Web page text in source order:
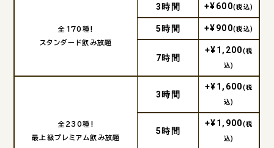
全170種!
スタンダード飲み放題
3時間 +¥600(税込)
5時間 +¥900(税込)
7時間
+¥1,200(税
込)
全230種!
最上級プレミアム飲み放題
3時間
+¥1,600(税
込)
5時間
+¥1,900(税
込)